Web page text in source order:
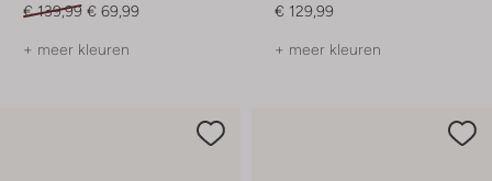
€ 139,99 € 69,99
+ meer kleuren
€ 129,99
+ meer kleuren